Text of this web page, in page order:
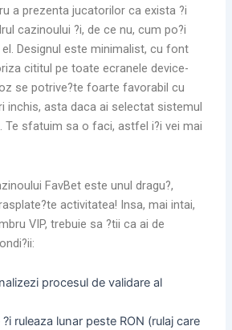
a prezenta jucatorilor ca exista ?i
cazinoului ?i, de ce nu, cum po?i
Designul este minimalist, cu font
cititul pe toate ecranele device-
se potrive?te foarte favorabil cu
inchis, asta daca ai selectat sistemul
Te sfatuim sa o faci, astfel i?i vei mai
FavBet este unul dragu?,
activitatea! Insa, mai intai,
VIP, trebuie sa ?tii ca ai de
procesul de validare al
ruleaza lunar peste RON (rulaj care